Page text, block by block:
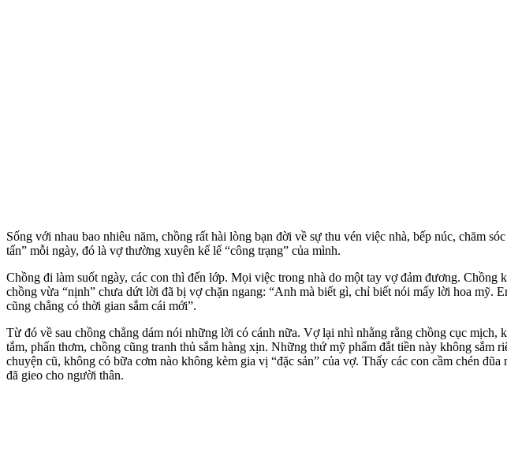
Sống với nhau bao nhiêu năm, chồng rất hài lòng bạn đời về sự thu vén việc nhà, bếp núc, chăm
tấ‌n” mỗi ngày, đó là vợ thường xuyên kể lể “công trạng” của mình.
Chồng đi làm suốt ngày, các con thì đến lớp. Mọi việc trong nhà do một tay vợ đảm đương.
chồng vừa “nịnh” chưa dứt lời đã bị vợ chặn ngang: “Anh mà biết gì, chỉ biết nói mấy lời hoa mỹ.
cũng chẳng có thời gian sắm cái mới”.
Từ đó về sau chồng chẳng dám nói những lời có cánh nữa. Vợ lại nhì nhằng rằng chồng cục
tắm, phấn thơm, chồng cũng tranh thủ sắm hàng xịn. Những thứ mỹ phẩm đắt tiền này không
chuyện cũ, không có bữa cơm nào không kèm gia vị “đặc sản” của vợ. Thấy các con cầm chén
đã gieo cho người thân.